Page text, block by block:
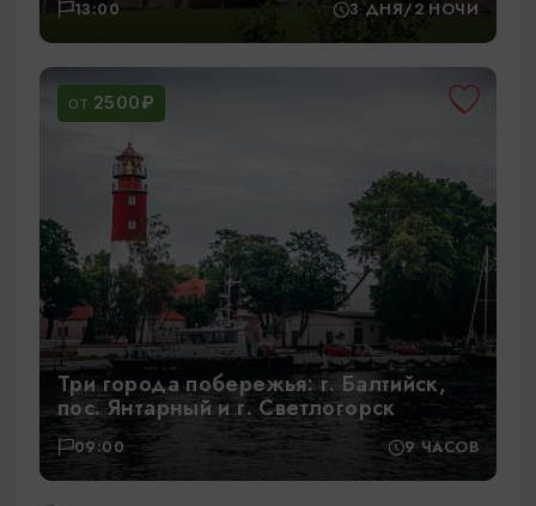
13:00 3 ДНЯ/2 НОЧИ
ОТ 2500₽
Три города побережья: г. Балтийск,
пос. Янтарный и г. Светлогорск
09:00 9 ЧАСОВ
Багратионовск, Правдинск,
Железнодорожный - вековые истории